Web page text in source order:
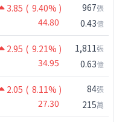
3.85 ( 9.40% )
44.80
967張
0.43億
2.95 ( 9.21% )
34.95
1,811張
0.63億
2.05 ( 8.11% )
27.30
84張
215萬